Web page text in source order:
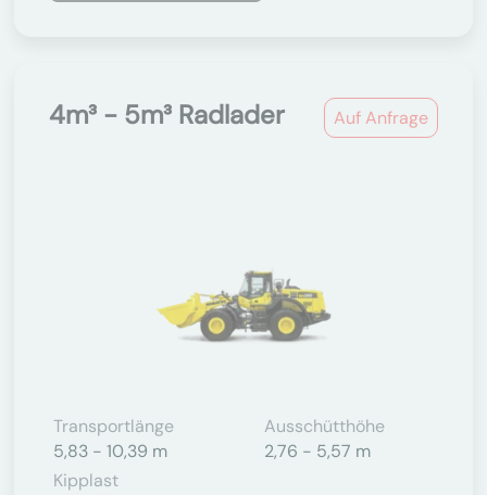
Auf Anfrage
4m³ - 5m³ Radlader
Transportlänge
5,83 - 10,39 m
Ausschütthöhe
2,76 - 5,57 m
Kipplast